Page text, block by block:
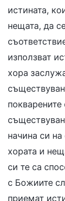
истината,
нещата, да
използват
хора
покварените
начина си
хората и
си те са
с Божиите
приемат